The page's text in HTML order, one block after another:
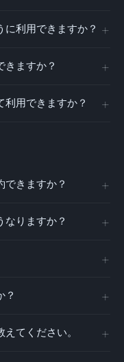
利用できますか？
きますか？
利用できますか？
できますか？
なりますか？
？
てください。